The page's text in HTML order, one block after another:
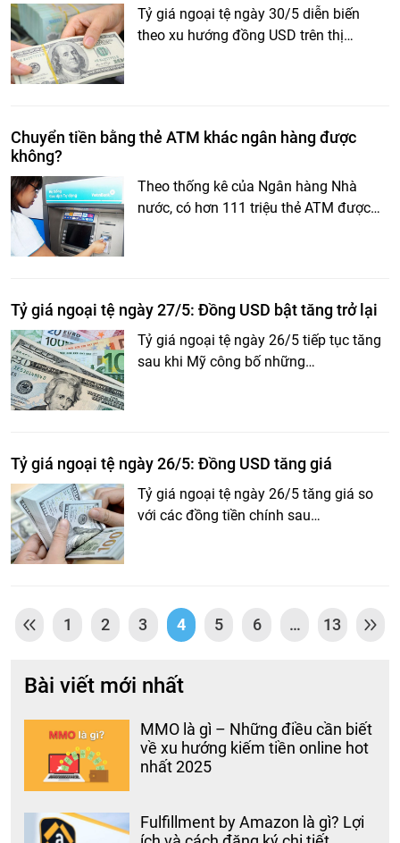
Tỷ giá ngoại tệ ngày 30/5 diễn biến
theo xu hướng đồng USD trên thị…
Chuyển tiền bằng thẻ ATM khác ngân hàng được
không?
Theo thống kê của Ngân hàng Nhà
nước, có hơn 111 triệu thẻ ATM được…
Tỷ giá ngoại tệ ngày 27/5: Đồng USD bật tăng trở lại
Tỷ giá ngoại tệ ngày 26/5 tiếp tục tăng
sau khi Mỹ công bố những…
Tỷ giá ngoại tệ ngày 26/5: Đồng USD tăng giá
Tỷ giá ngoại tệ ngày 26/5 tăng giá so
với các đồng tiền chính sau…
1 2 3 4 5 6 … 13
Bài viết mới nhất
MMO là gì – Những điều cần biết
về xu hướng kiếm tiền online hot
nhất 2025
Fulfillment by Amazon là gì? Lợi